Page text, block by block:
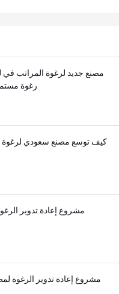
مصنع جديد لرغوة المراتب في
رغوة مستمر
كيف توسع مصنع سعودي لرغوة
مشروع إعادة تدوير
مشروع إعادة تدوير الرغوة